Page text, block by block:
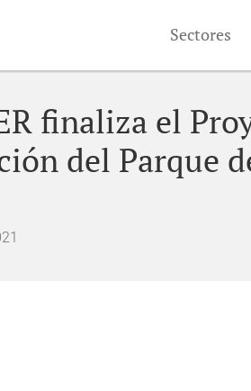
Sectores
finaliza el
del Parque